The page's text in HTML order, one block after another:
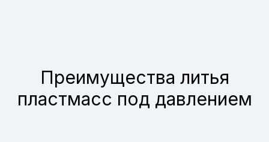
Преимущества литья
пластмасс под давлением